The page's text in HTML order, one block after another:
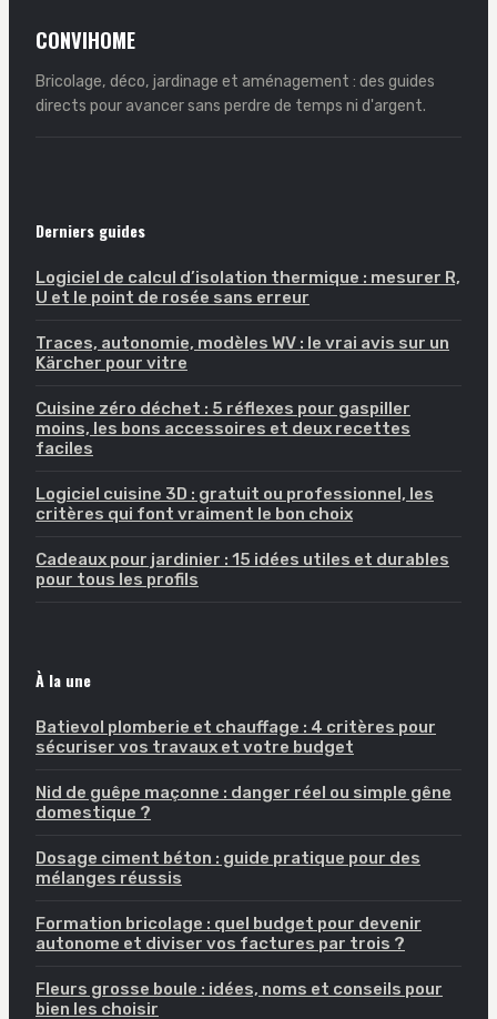
CONVIHOME
Bricolage, déco, jardinage et aménagement : des guides
directs pour avancer sans perdre de temps ni d'argent.
Derniers guides
Logiciel de calcul d’isolation thermique : mesurer R,
U et le point de rosée sans erreur
Traces, autonomie, modèles WV : le vrai avis sur un
Kärcher pour vitre
Cuisine zéro déchet : 5 réflexes pour gaspiller
moins, les bons accessoires et deux recettes
faciles
Logiciel cuisine 3D : gratuit ou professionnel, les
critères qui font vraiment le bon choix
Cadeaux pour jardinier : 15 idées utiles et durables
pour tous les profils
À la une
Batievol plomberie et chauffage : 4 critères pour
sécuriser vos travaux et votre budget
Nid de guêpe maçonne : danger réel ou simple gêne
domestique ?
Dosage ciment béton : guide pratique pour des
mélanges réussis
Formation bricolage : quel budget pour devenir
autonome et diviser vos factures par trois ?
Fleurs grosse boule : idées, noms et conseils pour
bien les choisir